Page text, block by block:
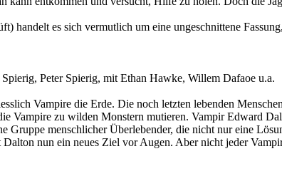
handelt es sich vermutlich um eine ungeschnittene
Peter Spierig, mit Ethan Hawke, Willem Dafaoe u.a.
Vampire die Erde. Die noch letzten lebenden
Vampire zu wilden Monstern mutieren. Vampir Edward
Gruppe menschlicher Überlebender, die nicht nur eine
Dalton nun ein neues Ziel vor Augen. Aber nicht jeder